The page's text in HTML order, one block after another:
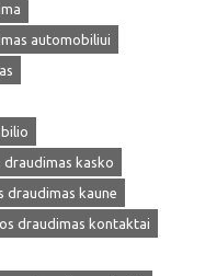
automobiliui
draudimas kasko
draudimas kaune
draudimas kontaktai